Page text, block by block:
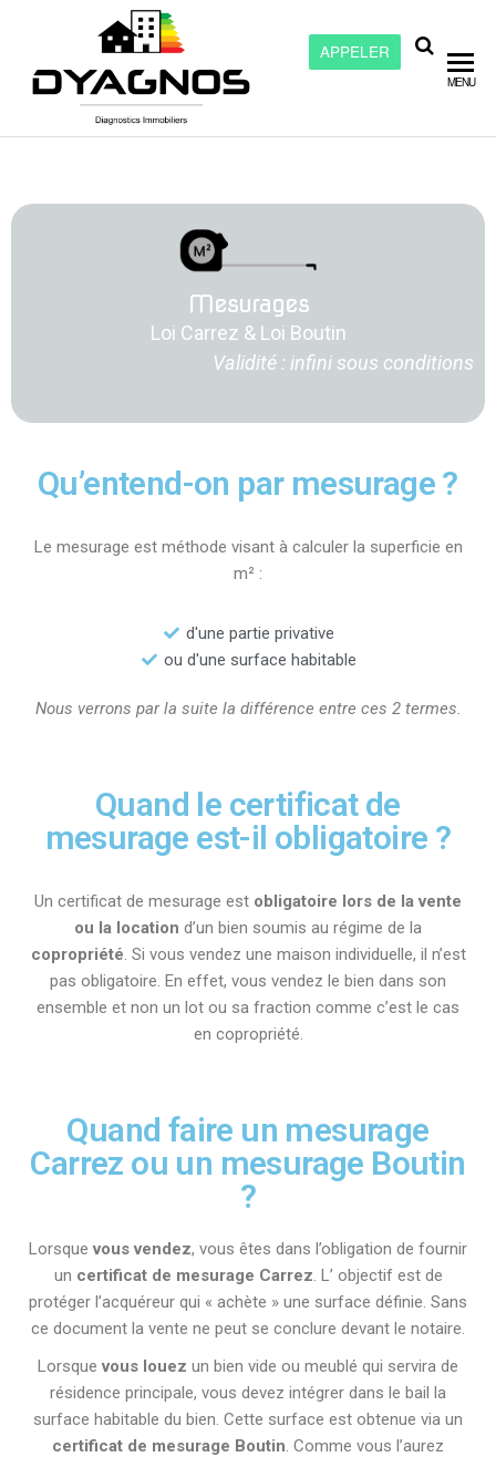
Dyagnos –
à Chalon
APPELER
MENU
Mesurages
Loi Carrez & Loi Boutin
Validité : infini sous conditions
Qu’entend-on par mesurage ?
Le mesurage est méthode visant à calculer la superficie en
m² :
d'une partie privative
ou d'une surface habitable
Nous verrons par la suite la différence entre ces 2 termes.
Quand le certificat de
mesurage est-il obligatoire ?
Un certificat de mesurage est obligatoire lors de la vente
ou la location d’un bien soumis au régime de la
copropriété. Si vous vendez une maison individuelle, il n’est
pas obligatoire. En effet, vous vendez le bien dans son
ensemble et non un lot ou sa fraction comme c’est le cas
en copropriété.
Quand faire un mesurage
Carrez ou un mesurage Boutin
?
Lorsquevous vendez, vous êtes dans l’obligation de fournir
un certificat de mesurage Carrez. L’ objectif est de
protéger l’acquéreur qui « achète » une surface définie. Sans
ce document la vente ne peut se conclure devant le notaire.
Lorsquevous louez un bien vide ou meublé qui servira de
résidence principale, vous devez intégrer dans le bail la
surface habitable du bien. Cette surface est obtenue via un
certificat de mesurage Boutin. Comme vous l’aurez